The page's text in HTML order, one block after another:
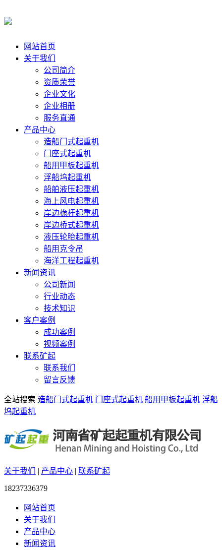
网站首页
关于我们
公司简介
资质荣誉
企业文化
企业相册
服务直通
产品中心
造船门式起重机
门座式起重机
船用甲板起重机
浮船坞起重机
船舶液压起重机
海上风电起重机
岸边桅杆起重机
岸边桥式起重机
液压轮胎起重机
船用克令吊
海洋工程起重机
新闻资讯
公司新闻
行业动态
技术知识
客户案例
成功案例
视频案例
联系矿起
联系我们
留言反馈
全站搜索 造船门式起重机 门座式起重机 船用甲板起重机 浮船
坞起重机
关于我们 | 产品中心 | 联系矿起
18237336379
网站首页
关于我们
产品中心
新闻资讯